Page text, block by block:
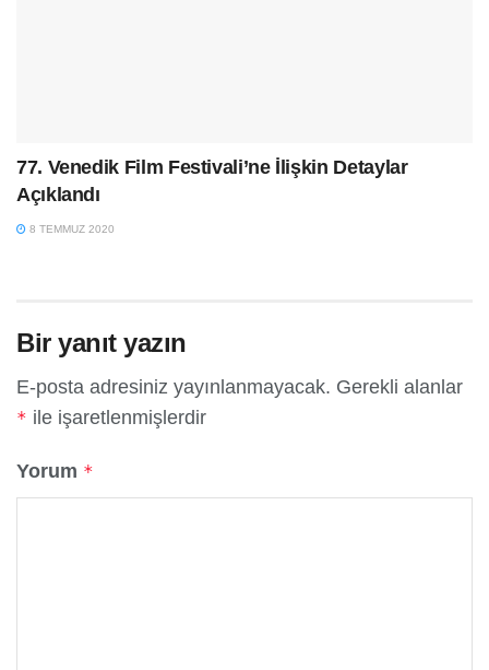
77. Venedik Film Festivali’ne İlişkin Detaylar
Açıklandı
8 TEMMUZ 2020
Bir yanıt yazın
E-posta adresiniz yayınlanmayacak. Gerekli alanlar
* ile işaretlenmişlerdir
Yorum *